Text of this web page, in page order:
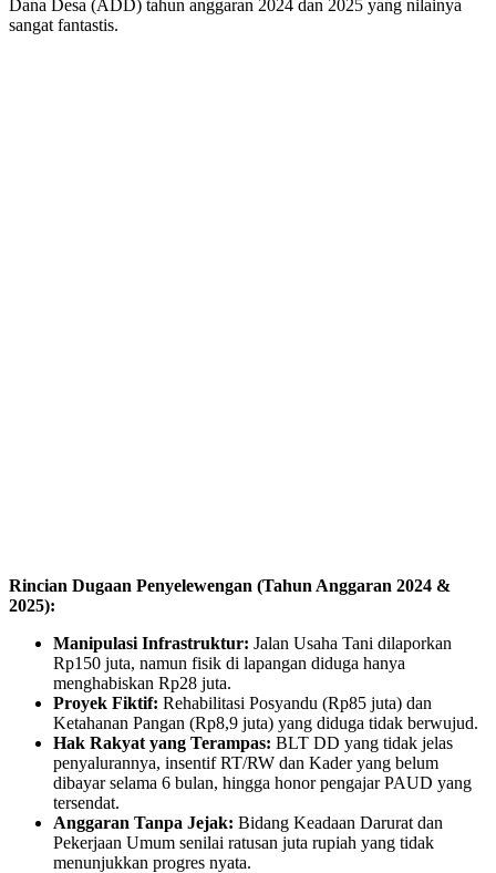
Dana Desa (ADD) tahun anggaran 2024 dan 2025 yang nilainya
sangat fantastis.
Rincian Dugaan Penyelewengan (Tahun Anggaran 2024 &
2025):
Manipulasi Infrastruktur: Jalan Usaha Tani dilaporkan
Rp150 juta, namun fisik di lapangan diduga hanya
menghabiskan Rp28 juta.
Proyek Fiktif: Rehabilitasi Posyandu (Rp85 juta) dan
Ketahanan Pangan (Rp8,9 juta) yang diduga tidak berwujud.
Hak Rakyat yang Terampas: BLT DD yang tidak jelas
penyalurannya, insentif RT/RW dan Kader yang belum
dibayar selama 6 bulan, hingga honor pengajar PAUD yang
tersendat.
Anggaran Tanpa Jejak: Bidang Keadaan Darurat dan
Pekerjaan Umum senilai ratusan juta rupiah yang tidak
menunjukkan progres nyata.